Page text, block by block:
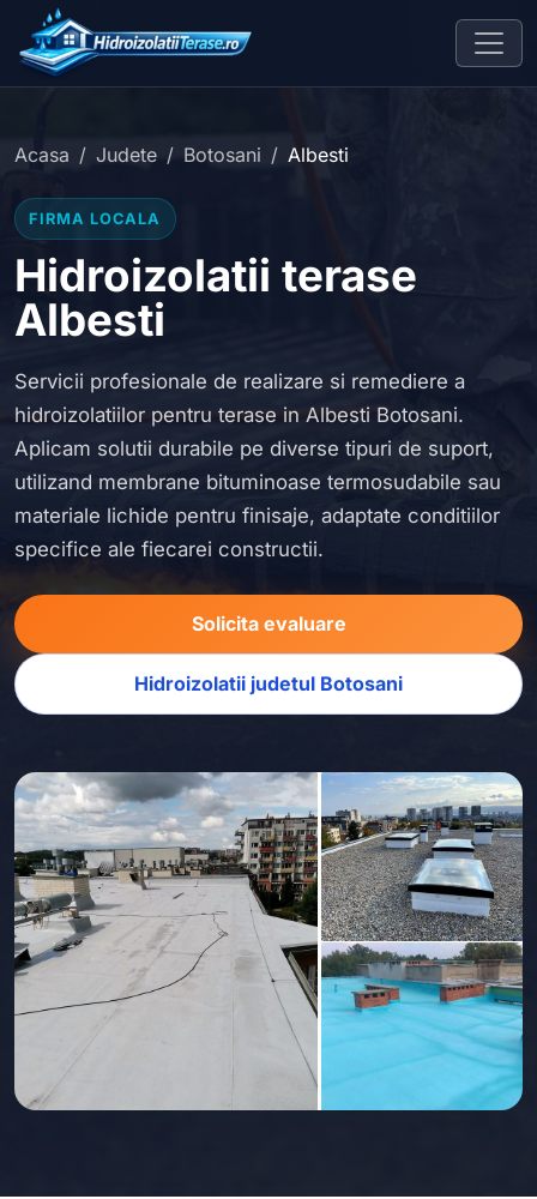
Acasa Judete Botosani Albesti
FIRMA LOCALA
Hidroizolatii terase
Albesti
Servicii profesionale de realizare si remediere a
hidroizolatiilor pentru terase in Albesti Botosani.
Aplicam solutii durabile pe diverse tipuri de suport,
utilizand membrane bituminoase termosudabile sau
materiale lichide pentru finisaje, adaptate conditiilor
specifice ale fiecarei constructii.
Solicita evaluare
Hidroizolatii judetul Botosani